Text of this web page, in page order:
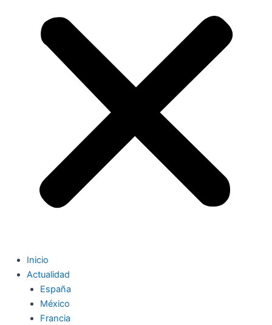
Inicio
Actualidad
España
México
Francia